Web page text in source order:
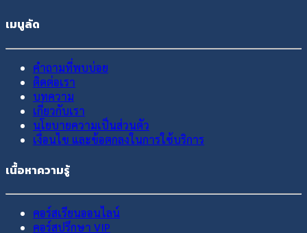
เมนูลัด
คำถามที่พบบ่อย
ติดต่อเรา
บทความ
เกี่ยวกับเรา
นโยบายความเป็นส่วนตัว
เงื่อนไข และข้อตกลงในการใช้บริการ
เนื้อหาความรู้
คอร์สเรียนออนไลน์
คอร์สปรึกษา VIP